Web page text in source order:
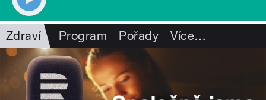
Zdraví Program Pořady Více…